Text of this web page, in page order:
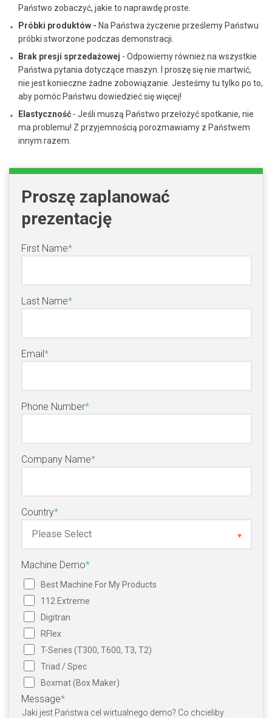
Państwo zobaczyć, jakie to naprawdę proste.
Próbki produktów - Na Państwa życzenie prześlemy Państwu
próbki stworzone podczas demonstracji.
Brak presji sprzedażowej - Odpowiemy również na wszystkie
Państwa pytania dotyczące maszyn. I proszę się nie martwić,
nie jest konieczne żadne zobowiązanie. Jesteśmy tu tylko po to,
aby pomóc Państwu dowiedzieć się więcej!
Elastyczność - Jeśli muszą Państwo przełożyć spotkanie, nie
ma problemu! Z przyjemnością porozmawiamy z Państwem
innym razem.
Proszę zaplanować
prezentację
First Name*
Last Name*
Email*
Phone Number*
Company Name*
Country*
Machine Demo*
Best Machine For My Products
112 Extreme
Digitran
RFlex
T-Series (T300, T600, T3, T2)
Triad / Spec
Boxmat (Box Maker)
Message*
Jaki jest Państwa cel wirtualnego demo? Co chcieliby